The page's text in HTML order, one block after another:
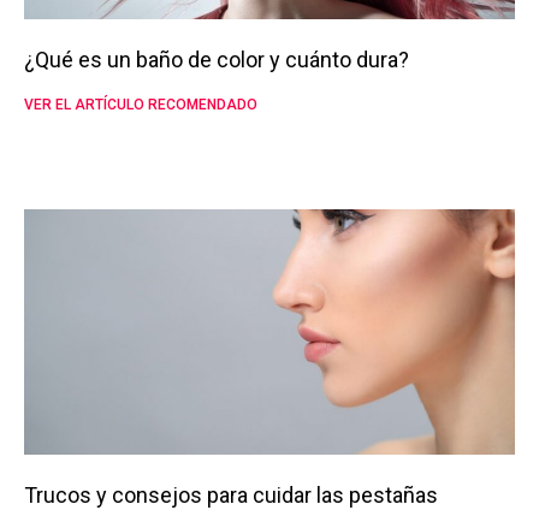
¿Qué es un baño de color y cuánto dura?
VER EL ARTÍCULO RECOMENDADO
Trucos y consejos para cuidar las pestañas